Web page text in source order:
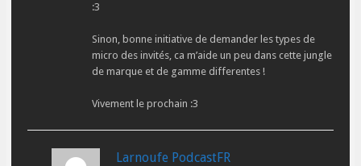
:3
Sinon, bonne initiative de demander les types de
micro des invités, ca m’aide un peu dans cette jungle
de marque et de gamme differentes !
Vivement le prochain :3
Larnoufe PodcastFR